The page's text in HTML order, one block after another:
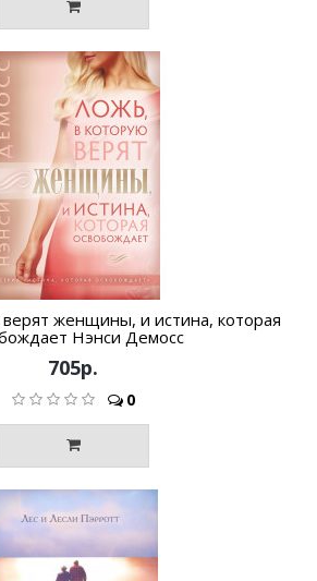
женщины, и истина, которая
Нэнси Демосс
705р.
0